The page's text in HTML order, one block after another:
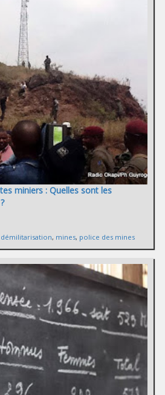
miniers : Quelles sont les
démilitarisation, mines, police des mines